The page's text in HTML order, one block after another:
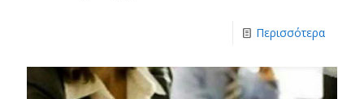
Περισσότερα